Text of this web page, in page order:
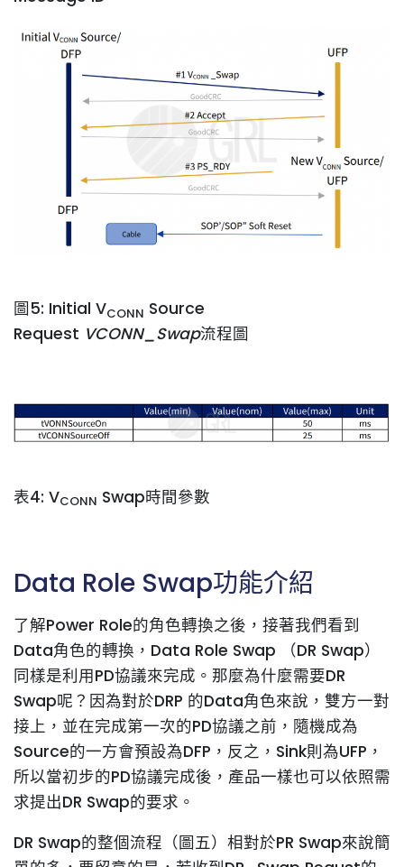
圖5: Initial VCONN Source
Request VCONN_Swap流程圖
表4: VCONN Swap時間參數
Data Role Swap功能介紹
了解Power Role的角色轉換之後，接著我們看到
Data角色的轉換，Data Role Swap （DR Swap）
同樣是利用PD協議來完成。那麼為什麼需要DR
Swap呢？因為對於DRP 的Data角色來說，雙方一對
接上，並在完成第一次的PD協議之前，隨機成為
Source的一方會預設為DFP，反之，Sink則為UFP，
所以當初步的PD協議完成後，產品一樣也可以依照需
求提出DR Swap的要求。
DR Swap的整個流程（圖五）相對於PR Swap來說簡